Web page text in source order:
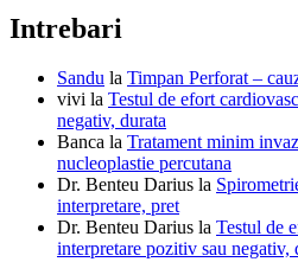
Intrebari
Sandu la Timpan Perforat –
vivi la Testul de efort
negativ, durata
Banca la Tratament minim
nucleoplastie percutana
Dr. Benteu Darius la
interpretare, pret
Dr. Benteu Darius la Testul de
interpretare pozitiv sau negativ,